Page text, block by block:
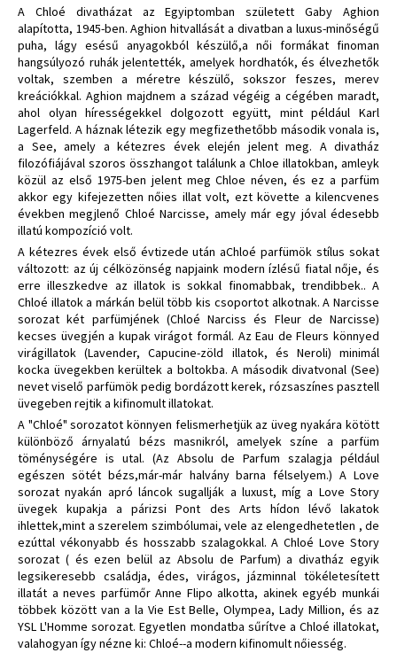
A Chloé divatházat az Egyiptomban született Gaby Aghion
alapította, 1945-ben. Aghion hitvallását a divatban a luxus-minőségű
puha, lágy esésű anyagokból készülő,a női formákat finoman
hangsúlyozó ruhák jelentették, amelyek hordhatók, és élvezhetők
voltak, szemben a méretre készülő, sokszor feszes, merev
kreációkkal. Aghion majdnem a század végéig a cégében maradt,
ahol olyan hírességekkel dolgozott együtt, mint például Karl
Lagerfeld. A háznak létezik egy megfizethetőbb második vonala is,
a See, amely a kétezres évek elején jelent meg. A divatház
filozófiájával szoros összhangot találunk a Chloe illatokban, amleyk
közül az első 1975-ben jelent meg Chloe néven, és ez a parfüm
akkor egy kifejezetten nőies illat volt, ezt követte a kilencvenes
években megjlenő Chloé Narcisse, amely már egy jóval édesebb
illatú kompozíció volt.
A kétezres évek első évtizede után aChloé parfümök stílus sokat
változott: az új célközönség napjaink modern ízlésű fiatal nője, és
erre illeszkedve az illatok is sokkal finomabbak, trendibbek.. A
Chloé illatok a márkán belül több kis csoportot alkotnak. A Narcisse
sorozat két parfümjének (Chloé Narciss és Fleur de Narcisse)
kecses üvegjén a kupak virágot formál. Az Eau de Fleurs könnyed
virágillatok (Lavender, Capucine-zöld illatok, és Neroli) minimál
kocka üvegekben kerültek a boltokba. A második divatvonal (See)
nevet viselő parfümök pedig bordázott kerek, rózsaszínes pasztell
üvegeben rejtik a kifinomult illatokat.
A "Chloé" sorozatot könnyen felismerhetjük az üveg nyakára kötött
különböző árnyalatú bézs masnikról, amelyek színe a parfüm
töménységére is utal. (Az Absolu de Parfum szalagja például
egészen sötét bézs,már-már halvány barna félselyem.) A Love
sorozat nyakán apró láncok sugallják a luxust, míg a Love Story
üvegek kupakja a párizsi Pont des Arts hídon lévő lakatok
ihlettek,mint a szerelem szimbólumai, vele az elengedhetetlen , de
ezúttal vékonyabb és hosszabb szalagokkal. A Chloé Love Story
sorozat ( és ezen belül az Absolu de Parfum) a divatház egyik
legsikeresebb családja, édes, virágos, jázminnal tökéletesített
illatát a neves parfümőr Anne Flipo alkotta, akinek egyéb munkái
többek között van a la Vie Est Belle, Olympea, Lady Million, és az
YSL L'Homme sorozat. Egyetlen mondatba sűrítve a Chloé illatokat,
valahogyan így nézne ki: Chloé--a modern kifinomult nőiesség.